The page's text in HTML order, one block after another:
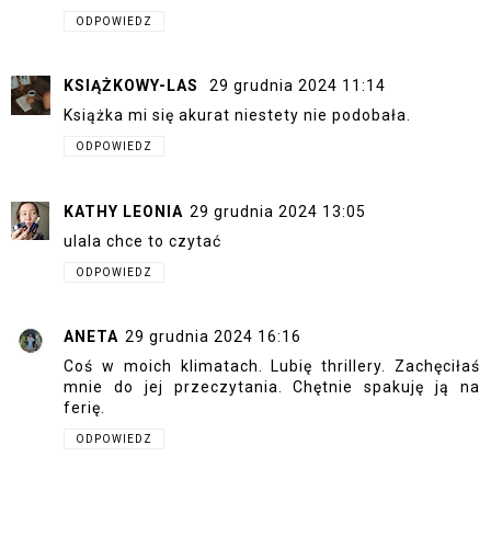
ODPOWIEDZ
KSIĄŻKOWY-LAS
29 grudnia 2024 11:14
Książka mi się akurat niestety nie podobała.
ODPOWIEDZ
KATHY LEONIA 29 grudnia 2024 13:05
ulala chce to czytać
ODPOWIEDZ
ANETA 29 grudnia 2024 16:16
Coś w moich klimatach. Lubię thrillery. Zachęciłaś
mnie do jej przeczytania. Chętnie spakuję ją na
ferię.
ODPOWIEDZ